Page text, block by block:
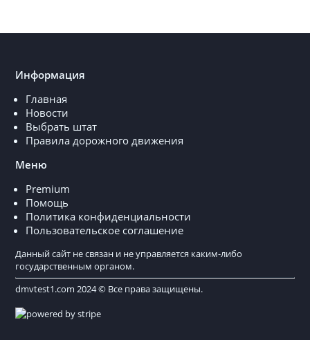
Информация
Главная
Новости
Выбрать штат
Правила дорожного движения
Меню
Premium
Помощь
Политика конфиденциальности
Пользовательское соглашение
Данный сайт не связан и не управляется каким-либо
государственным органом.
dmvtest1.com 2024 © Все права защищены.